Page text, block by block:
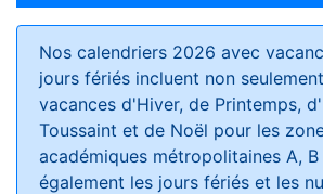
Nos calendriers 2026 avec
jours fériés incluent non
vacances d'Hiver, de Printemps,
Toussaint et de Noël pour les
académiques métropolitaines A,
également les jours fériés et les